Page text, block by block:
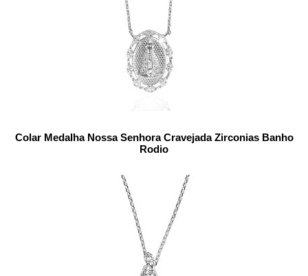
Colar Medalha Nossa Senhora Cravejada Zirconias Banho
Rodio